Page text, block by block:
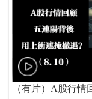
（有片）A股行情